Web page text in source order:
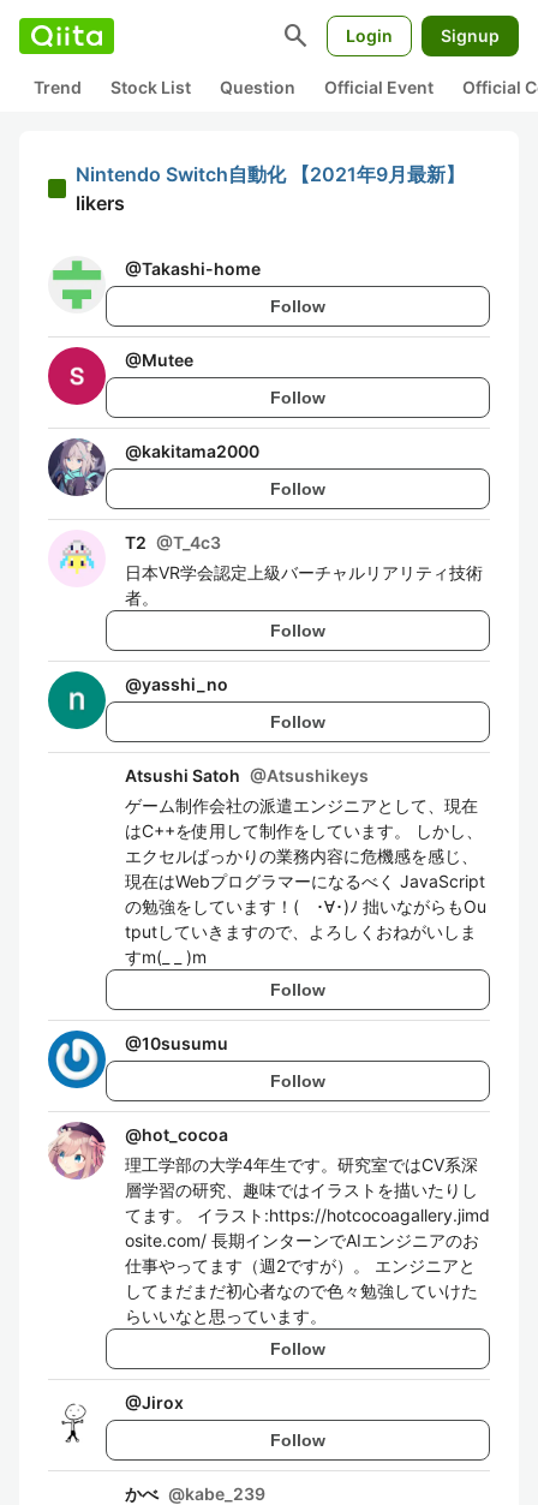
search Login Signup
Trend Stock List Question Official Event Official
Nintendo Switch自動化 【2021年9月最新】
likers
@Takashi-home
Follow
@Mutee
Follow
@kakitama2000
Follow
T2 @T_4c3
日本VR学会認定上級バーチャルリアリティ技術
者。
Follow
@yasshi_no
Follow
Atsushi Satoh @Atsushikeys
ゲーム制作会社の派遣エンジニアとして、現在
はC++を使用して制作をしています。 しかし、
エクセルばっかりの業務内容に危機感を感じ、
現在はWebプログラマーになるべく JavaScript
の勉強をしています！( ･∀･)ﾉ 拙いながらもOu
tputしていきますので、よろしくおねがいしま
すm(_ _ )m
Follow
@10susumu
Follow
@hot_cocoa
理工学部の大学4年生です。研究室ではCV系深
層学習の研究、趣味ではイラストを描いたりし
てます。 イラスト:https://hotcocoagallery.jimd
osite.com/ 長期インターンでAIエンジニアのお
仕事やってます（週2ですが）。 エンジニアと
してまだまだ初心者なので色々勉強していけた
らいいなと思っています。
Follow
@Jirox
Follow
かべ @kabe_239